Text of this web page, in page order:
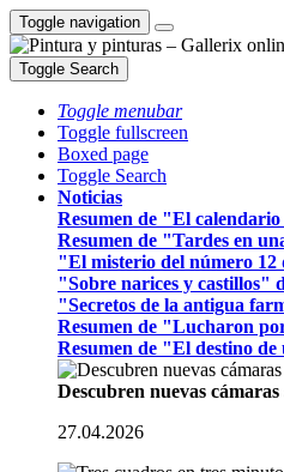
Toggle navigation
Toggle Search
Toggle menubar
Toggle fullscreen
Boxed page
Toggle Search
Noticias
Resumen de "El
Resumen de "Tardes en
"El misterio del número
"Sobre narices y castillos"
"Secretos de la antigua
Resumen de "Lucharon
Resumen de "El destino
Descubren nuevas
27.04.2026